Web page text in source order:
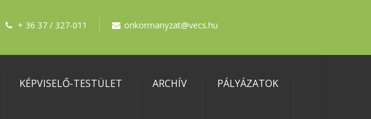
+ 36 37 / 327-011 onkormanyzat@vecs.hu
KÉPVISELŐ-TESTÜLET ARCHÍV PÁLYÁZATOK